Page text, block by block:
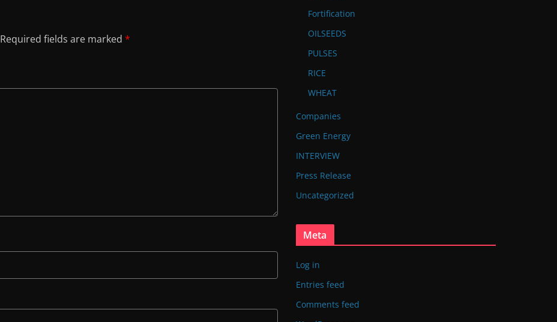
Required fields are marked *
Fortification
OILSEEDS
PULSES
RICE
WHEAT
Companies
Green Energy
INTERVIEW
Press Release
Uncategorized
Meta
Log in
Entries feed
Comments feed